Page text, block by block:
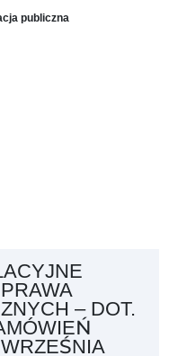
publiczna
– DOT.